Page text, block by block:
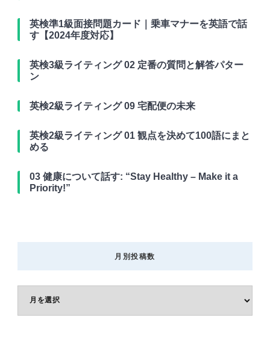
英検準1級面接問題カード｜乗車マナーを英語で話
す【2024年度対応】
英検3級ライティング 02 定番の質問と解答パター
ン
英検2級ライティング 09 宅配便の未来
英検2級ライティング 01 観点を決めて100語にまと
める
03 健康について話す: “Stay Healthy – Make it a
Priority!”
月別投稿数